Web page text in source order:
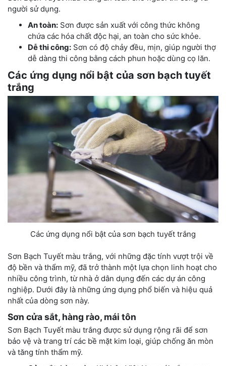
người sử dụng.
An toàn: Sơn được sản xuất với công thức không
chứa các hóa chất độc hại, an toàn cho sức khỏe.
Dễ thi công: Sơn có độ chảy đều, mịn, giúp người thợ
dễ dàng thi công bằng cách phun hoặc dùng cọ lăn.
Các ứng dụng nổi bật của sơn bạch tuyết
trắng
Các ứng dụng nổi bật của sơn bạch tuyết trắng
Sơn Bạch Tuyết màu trắng, với những đặc tính vượt trội về
độ bền và thẩm mỹ, đã trở thành một lựa chọn linh hoạt cho
nhiều công trình, từ nhà ở dân dụng đến các dự án công
nghiệp. Dưới đây là những ứng dụng phổ biến và hiệu quả
nhất của dòng sơn này.
Sơn cửa sắt, hàng rào, mái tôn
Sơn Bạch Tuyết màu trắng được sử dụng rộng rãi để sơn
bảo vệ và trang trí các bề mặt kim loại, giúp chống ăn mòn
và tăng tính thẩm mỹ.